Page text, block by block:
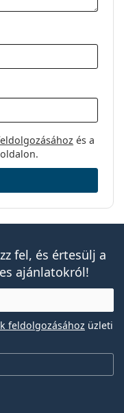
és a
fel, és értesülj a
ajánlatokról!
feldolgozásához üzleti